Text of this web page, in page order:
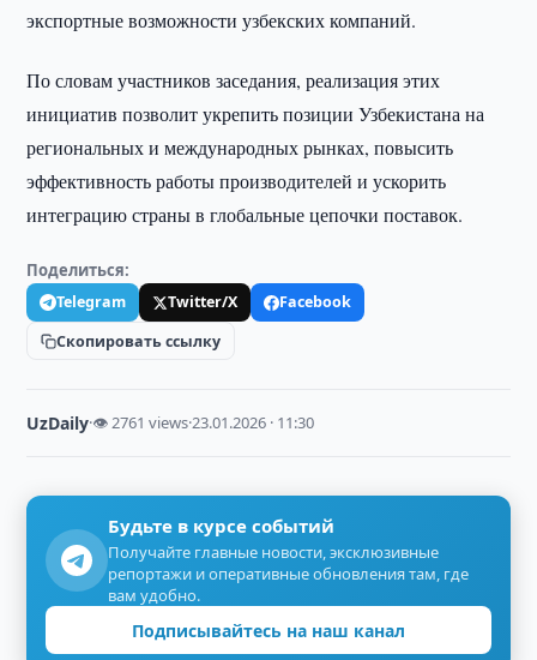
экспортные возможности узбекских компаний.
По словам участников заседания, реализация этих
инициатив позволит укрепить позиции Узбекистана на
региональных и международных рынках, повысить
эффективность работы производителей и ускорить
интеграцию страны в глобальные цепочки поставок.
Поделиться:
Telegram Twitter/X
Facebook
Скопировать ссылку
UzDaily·👁 2761 views·23.01.2026 · 11:30
Будьте в курсе событий
Получайте главные новости, эксклюзивные
репортажи и оперативные обновления там, где
вам удобно.
Подписывайтесь на наш канал